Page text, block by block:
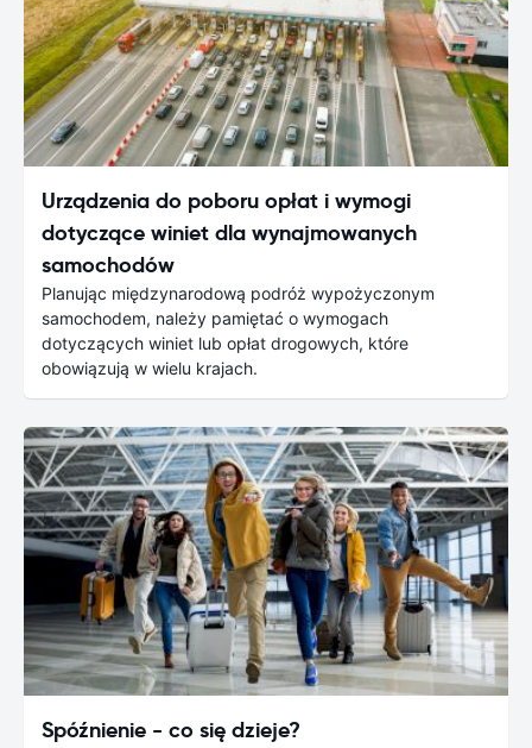
Urządzenia do poboru opłat i wymogi
dotyczące winiet dla wynajmowanych
samochodów
Planując międzynarodową podróż wypożyczonym
samochodem, należy pamiętać o wymogach
dotyczących winiet lub opłat drogowych, które
obowiązują w wielu krajach.
Spóźnienie - co się dzieje?